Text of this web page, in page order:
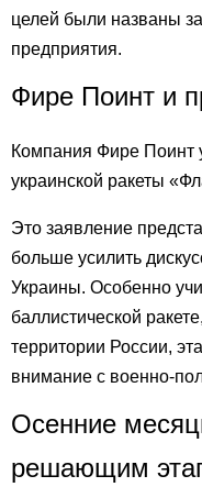
целей были названы
предприятия.
Фире Поинт и
Компания Фире Поинт
украинской ракеты
Это заявление
больше усилить
Украины. Особенно
баллистической
территории России,
внимание с военно-
Осенние
решающим